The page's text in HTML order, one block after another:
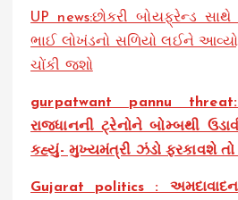
UP news:છોકરી બોયફ્રેન્ડ
ભાઈ લોખંડનો સળિયો લઈને
ચોંકી જશો
gurpatwant pannu
રાજધાનની ટ્રેનોને બોમ્બથી
કહ્યું- મુખ્યમંત્રી ઝંડો ફરકાવશે
Gujarat politics :